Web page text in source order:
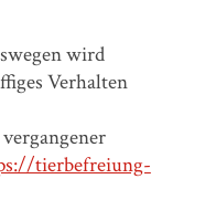
wird
Verhalten
tierbefreiung-